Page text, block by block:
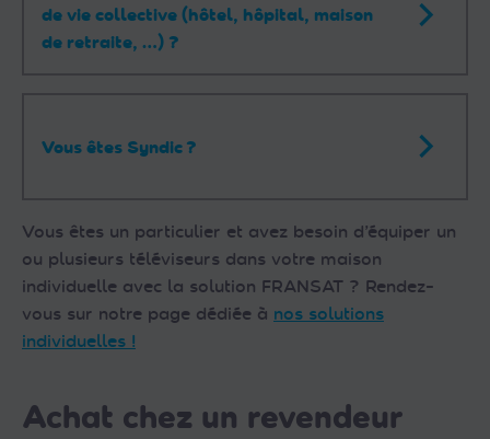
de vie collective (hôtel, hôpital, maison
de retraite, …) ?
Vous êtes Syndic ?
Vous êtes un particulier et avez besoin d’équiper un
ou plusieurs téléviseurs dans votre maison
individuelle avec la solution FRANSAT ? Rendez-
vous sur notre page dédiée à nos solutions
individuelles !
Achat chez un revendeur